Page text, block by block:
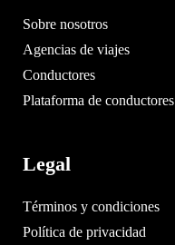
Sobre nosotros
Agencias de viajes
Conductores
Plataforma de conductores
Legal
Términos y condiciones
Política de privacidad